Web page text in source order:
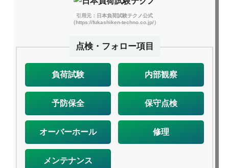
引用元：日本負荷試験テクノ公式
（https://fukashiken-techno.co.jp/）
点検・フォロー項目
負荷試験 内部観察
予防保全 保守点検
オーバーホール 修理
メンテナンス